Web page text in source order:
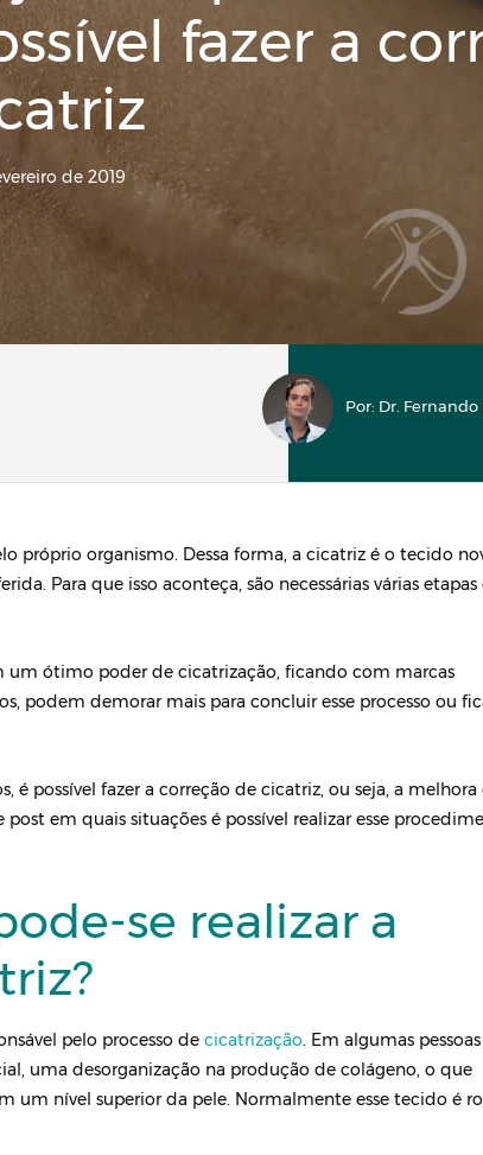
fazer a
de 2019
Por: Dr.
próprio organismo. Dessa forma, a cicatriz é o tecido
Para que isso aconteça, são necessárias várias etapas
um ótimo poder de cicatrização, ficando com marcas
podem demorar mais para concluir esse processo ou
é possível fazer a correção de cicatriz, ou seja, a melhora
em quais situações é possível realizar esse
se realizar a
pelo processo decicatrização. Em algumas
uma desorganização na produção de colágeno, o que
um nível superior da pele. Normalmente esse tecido é